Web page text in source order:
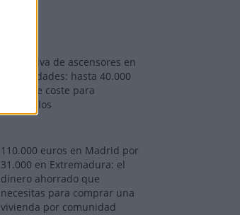
Normativa de ascensores en
comunidades: hasta 40.000
euros de coste para
adaptarlos
110.000 euros en Madrid por
31.000 en Extremadura: el
dinero ahorrado que
necesitas para comprar una
vivienda por comunidad